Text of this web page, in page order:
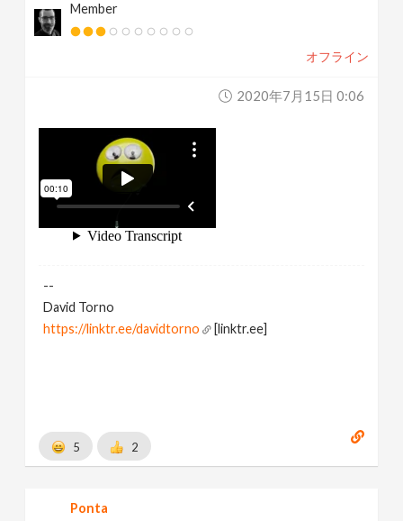
Member
オフライン
2020年7月15日 0:06
--
David Torno
https://linktr.ee/davidtorno
[linktr.ee]
5 2
Ponta